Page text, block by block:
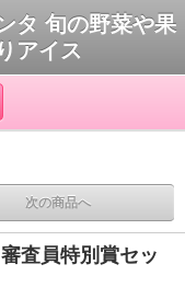
タ 旬の野菜や果
アイス
次の商品へ
査員特別賞セッ